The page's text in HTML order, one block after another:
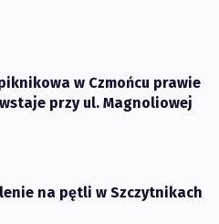
w Czmońcu prawie
przy ul. Magnoliowej
na pętli w Szczytnikach